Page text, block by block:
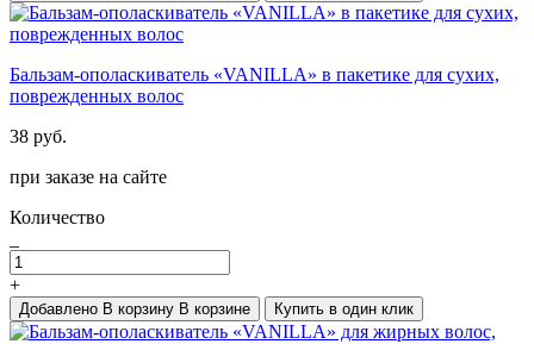
Бальзам-ополаскиватель «VANILLA» в пакетике для сухих,
поврежденных волос
38 руб.
при заказе на сайте
Количество
+
Добавлено В корзину В корзине Купить в один клик